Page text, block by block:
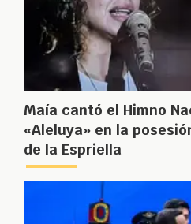
Maía cantó el Himno
«Aleluya» en la
de la Espriella